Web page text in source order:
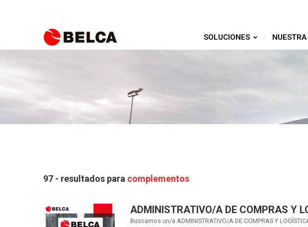
SOLUCIONES
97 - resultados para complementos
ADMINISTRATIVO/A DE COMPRAS Y
Buscamos un/a ADMINISTRATIVO/A DE COMPRAS Y